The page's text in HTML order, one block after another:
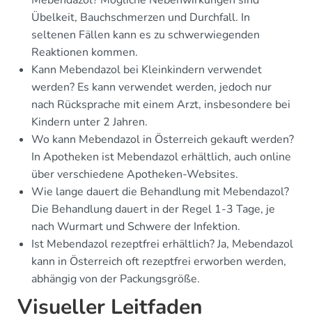
Übelkeit, Bauchschmerzen und Durchfall. In
seltenen Fällen kann es zu schwerwiegenden
Reaktionen kommen.
Kann Mebendazol bei Kleinkindern verwendet
werden? Es kann verwendet werden, jedoch nur
nach Rücksprache mit einem Arzt, insbesondere bei
Kindern unter 2 Jahren.
Wo kann Mebendazol in Österreich gekauft werden?
In Apotheken ist Mebendazol erhältlich, auch online
über verschiedene Apotheken-Websites.
Wie lange dauert die Behandlung mit Mebendazol?
Die Behandlung dauert in der Regel 1-3 Tage, je
nach Wurmart und Schwere der Infektion.
Ist Mebendazol rezeptfrei erhältlich? Ja, Mebendazol
kann in Österreich oft rezeptfrei erworben werden,
abhängig von der Packungsgröße.
Visueller Leitfaden